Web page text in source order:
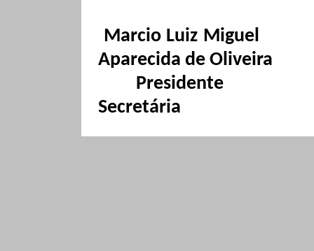
Marcio Luiz Miguel
Aparecida de Oliveira
Presidente
Secretária